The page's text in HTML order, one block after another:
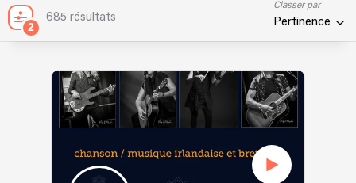
2
685 résultats
Classer par
Pertinence